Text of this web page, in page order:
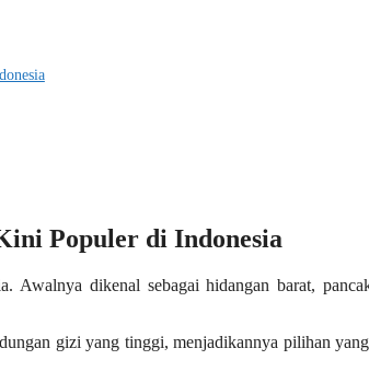
Populer di Indonesia
Awalnya dikenal sebagai hidangan barat,
gizi yang tinggi, menjadikannya pilihan